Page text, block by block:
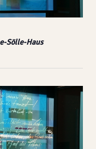
Sölle-Haus